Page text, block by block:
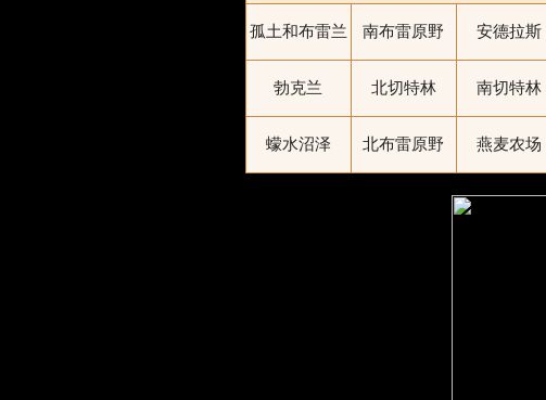
孤土和布雷兰 南布雷原野 安德拉斯
勃克兰 北切特林 南切特林
蠓水沼泽 北布雷原野 燕麦农场